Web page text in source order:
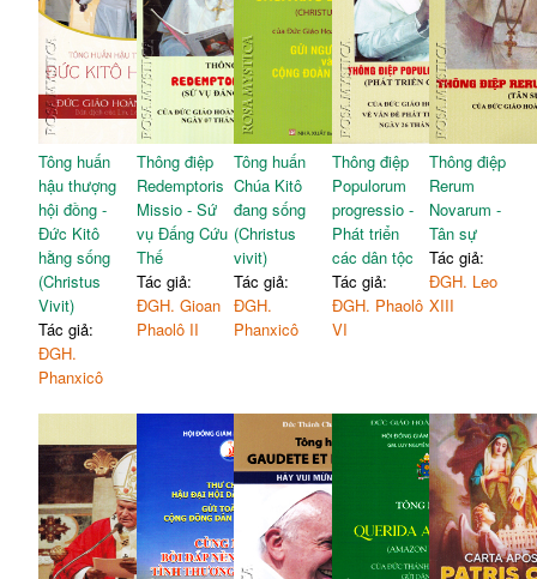
Tông huấn
hậu thượng
hội đồng -
Đức Kitô
hằng sống
(Christus
Vivit)
Tác giả:
ĐGH.
Phanxicô
Thông điệp
Redemptoris
Missio - Sứ
vụ Đấng Cứu
Thế
Tác giả:
ĐGH. Gioan
Phaolô II
Tông huấn
Chúa Kitô
đang sống
(Christus
vivit)
Tác giả:
ĐGH.
Phanxicô
Thông điệp
Populorum
progressio -
Phát triển
các dân tộc
Tác giả:
ĐGH. Phaolô
VI
Thông điệp
Rerum
Novarum -
Tân sự
Tác giả:
ĐGH. Leo
XIII